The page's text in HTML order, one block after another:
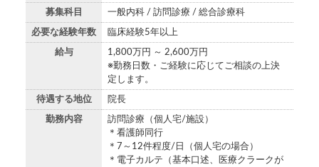
募集科目 一般内科 / 訪問診療 / 総合診療科
必要な経験年数 臨床経験5年以上
給与
1,800万円 ～ 2,600万円
※勤務日数・ご経験に応じてご相談の上決
定します。
待遇する地位 院長
勤務内容
訪問診療（個人宅/施設）
＊看護師同行
＊7～12件程度/日（個人宅の場合）
＊電子カルテ（基本口述、医療クラークが